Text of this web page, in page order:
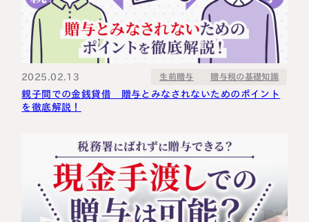
2025.02.13 生前贈与 贈与税の基礎知識
親子間での金銭貸借 贈与とみなされないためのポイント
を徹底解説！